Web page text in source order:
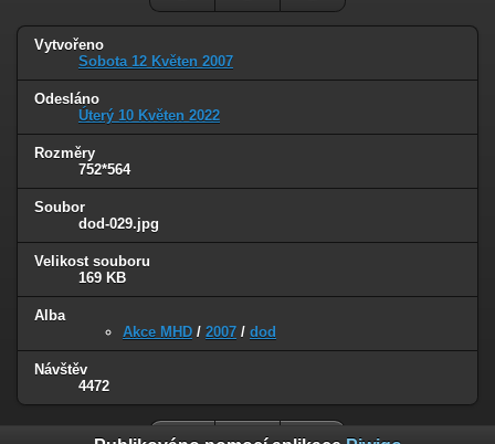
Vytvořeno
Sobota 12 Květen 2007
Odesláno
Úterý 10 Květen 2022
Rozměry
752*564
Soubor
dod-029.jpg
Velikost souboru
169 KB
Alba
Akce MHD / 2007 / dod
Návštěv
4472